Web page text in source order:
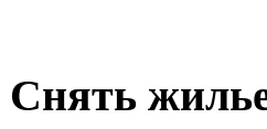
Снять